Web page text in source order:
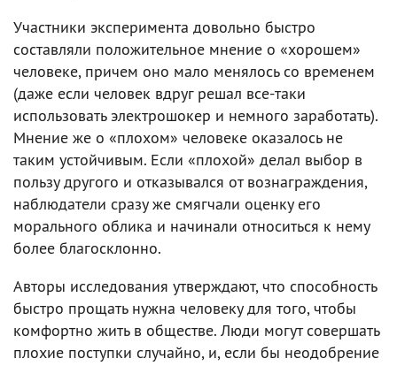
Участники эксперимента довольно быстро
составляли положительное мнение о «хорошем»
человеке, причем оно мало менялось со временем
(даже если человек вдруг решал все-таки
использовать электрошокер и немного заработать).
Мнение же о «плохом» человеке оказалось не
таким устойчивым. Если «плохой» делал выбор в
пользу другого и отказывался от вознаграждения,
наблюдатели сразу же смягчали оценку его
морального облика и начинали относиться к нему
более благосклонно.
Авторы исследования утверждают, что способность
быстро прощать нужна человеку для того, чтобы
комфортно жить в обществе. Люди могут совершать
плохие поступки случайно, и, если бы неодобрение